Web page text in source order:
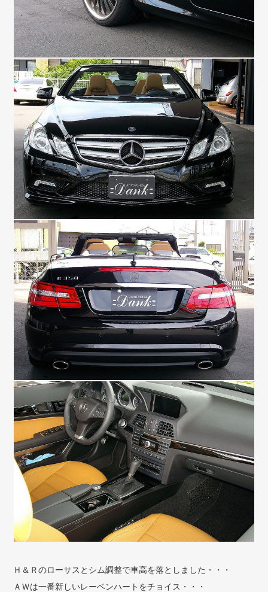
Ｈ＆Ｒのローサスとシム調整で車高を落としました・・・
ＡＷは一番新しいレーベンハートをチョイス・・・